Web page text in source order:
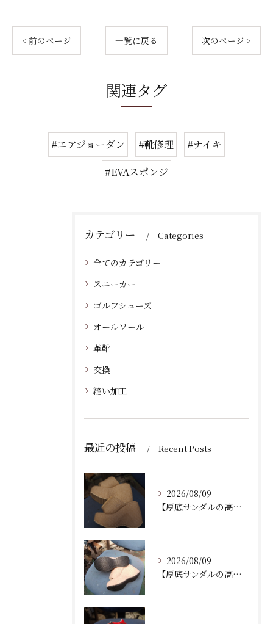
< 前のページ 一覧に戻る 次のページ >
関連タグ
#エアジョーダン #靴修理
#ナイキ
#EVAスポンジ
カテゴリー Categories
全てのカテゴリー
スニーカー
ゴルフシューズ
オールソール
革靴
交換
縫い加工
最近の投稿 Recent Posts
2026/08/09
【厚底サンダルの高さを低くする加工｜ソール交換】
2026/08/09
【厚底サンダルの高さ調整・厚底削り加工】